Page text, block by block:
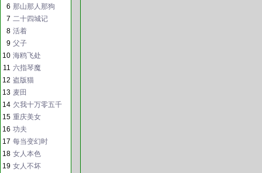
6 那山那人那狗
7 二十四城记
8 活着
9 父子
10 海鸥飞处
11 六指琴魔
12 盗版猫
13 麦田
14 欠我十万零五千
15 重庆美女
16 功夫
17 每当变幻时
18 女人本色
19 女人不坏